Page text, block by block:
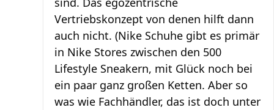
Vertriebskonzept von denen hilft dann
auch nicht. (Nike Schuhe gibt es primär
in Nike Stores zwischen den 500
Lifestyle Sneakern, mit Glück noch bei
ein paar ganz großen Ketten. Aber so
was wie Fachhändler, das ist doch unter